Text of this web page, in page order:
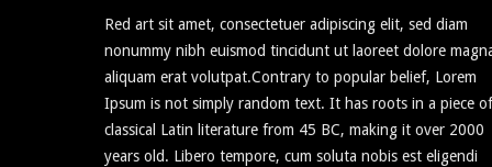
Red art sit amet, consectetuer adipiscing elit, sed diam
nonummy nibh euismod tincidunt ut laoreet dolore
aliquam erat volutpat.Contrary to popular belief, Lorem
Ipsum is not simply random text. It has roots in a piece of
classical Latin literature from 45 BC, making it over 2000
years old. Libero tempore, cum soluta nobis est eligendi